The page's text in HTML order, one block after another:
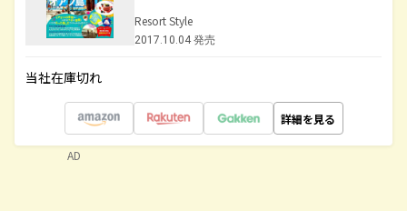
Resort Style
2017.10.04 発売
当社在庫切れ
詳細を見る
AD